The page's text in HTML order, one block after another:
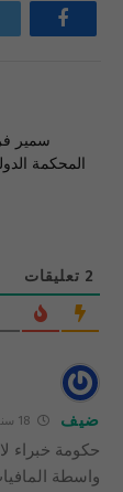
فيسبوك
سمير
المحكمة
2 تعليقات
ضيف 18 سنوات
حكومة خبراء
واسطة